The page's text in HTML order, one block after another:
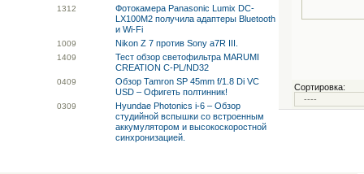
1312
Фотокамера Panasonic Lumix DC-
LX100M2 получила адаптеры Bluetooth
и Wi-Fi
1009 Nikon Z 7 против Sony a7R III.
1409
Тест обзор светофильтра MARUMI
CREATION C-PL/ND32
0409
Обзор Tamron SP 45mm f/1.8 Di VC
USD – Офигеть полтинник!
0309
Hyundae Photonics i-6 – Обзор
студийной вспышки со встроенным
аккумулятором и высокоскоростной
синхронизацией.
Сортировка: